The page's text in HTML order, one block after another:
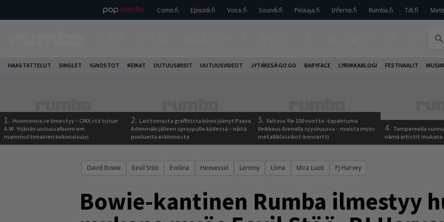
Como.fi Episodi.fi Voice.fi Soundi.fi Pelaaja.fi Inferno.fi Rumba.fi Tilt.fi
HAASTATTELUT SINGLET IGNOSTOT KEIKAT UUTUUSBIISIT UUTUUSVIDEOT JYTÄKESÄ GO GO BABYFACE LYRIIKKABLOGI FESTIVAALIT
1. Huomenna se ilmestyy – CMX:stä tutun
A.W. Yrjänän uutuusalbumi om
mammuttimainen kokonaisuus
2. Laittomasta graffitista kiinni jäänyt Paavo
Arhinmäki jälleen spraypullo kädessä – näitä
puolueita ei kiinnosta
3. Valtava Yle 100 vuotta -tapahtuma
Veikkaus Arenalla syyskuussa – muista myös
metalliklassikot-konsertti
4. Tampereella
nämä artistit mukana
David Bowie Eevil Stöö Evelina Hexvessel Lemmy Liima Mira Luoti PJ Harvey
Bowie-kantinen Rumba ilmestyy